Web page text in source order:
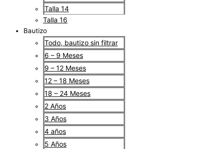
Talla 14
Talla 16
Bautizo
Todo, bautizo sin filtrar
6 – 9 Meses
9 – 12 Meses
12 – 18 Meses
18 – 24 Meses
2 Años
3 Años
4 años
5 Años